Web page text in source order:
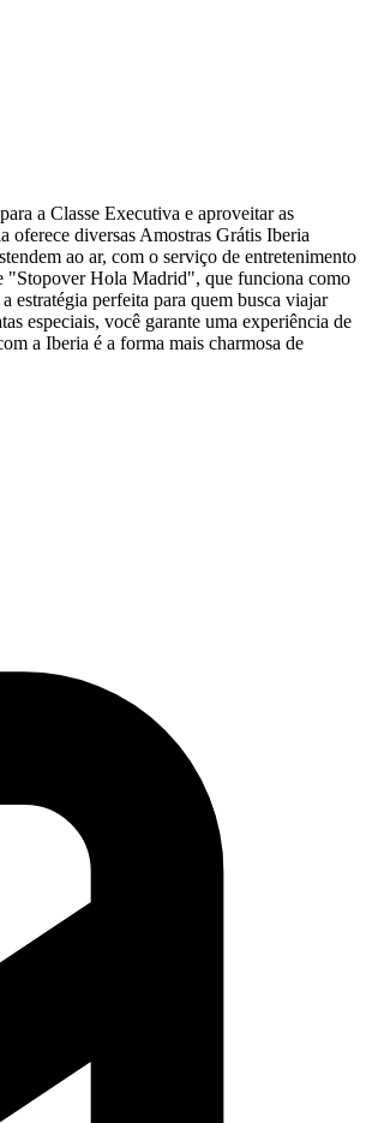
a Classe Executiva e aproveitar as
oferece diversas Amostras Grátis Iberia
ao ar, com o serviço de entretenimento
"Stopover Hola Madrid", que funciona como
estratégia perfeita para quem busca viajar
especiais, você garante uma experiência de
a Iberia é a forma mais charmosa de